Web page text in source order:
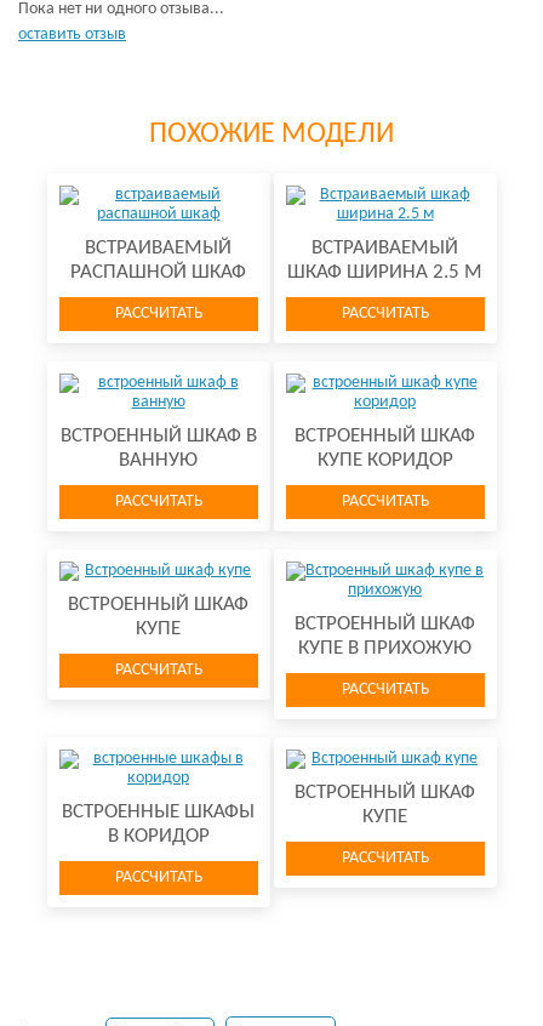
Пока нет ни одного отзыва...
оставить отзыв
ПОХОЖИЕ МОДЕЛИ
ВСТРАИВАЕМЫЙ
РАСПАШНОЙ ШКАФ
РАССЧИТАТЬ
ВСТРАИВАЕМЫЙ
ШКАФ ШИРИНА 2.5 М
РАССЧИТАТЬ
ВСТРОЕННЫЙ ШКАФ В
ВАННУЮ
РАССЧИТАТЬ
ВСТРОЕННЫЙ ШКАФ
КУПЕ КОРИДОР
РАССЧИТАТЬ
ВСТРОЕННЫЙ ШКАФ
КУПЕ
РАССЧИТАТЬ
ВСТРОЕННЫЙ ШКАФ
КУПЕ В ПРИХОЖУЮ
РАССЧИТАТЬ
ВСТРОЕННЫЕ ШКАФЫ
В КОРИДОР
РАССЧИТАТЬ
ВСТРОЕННЫЙ ШКАФ
КУПЕ
РАССЧИТАТЬ